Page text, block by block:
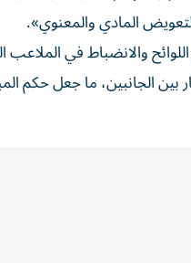
المادي والمعنوي».
والانضباط في الملاعب
قد نزلت إلى أرض ملعب «نوروز» في الدقيقة 80 وحصل شجار بين الجانبين،